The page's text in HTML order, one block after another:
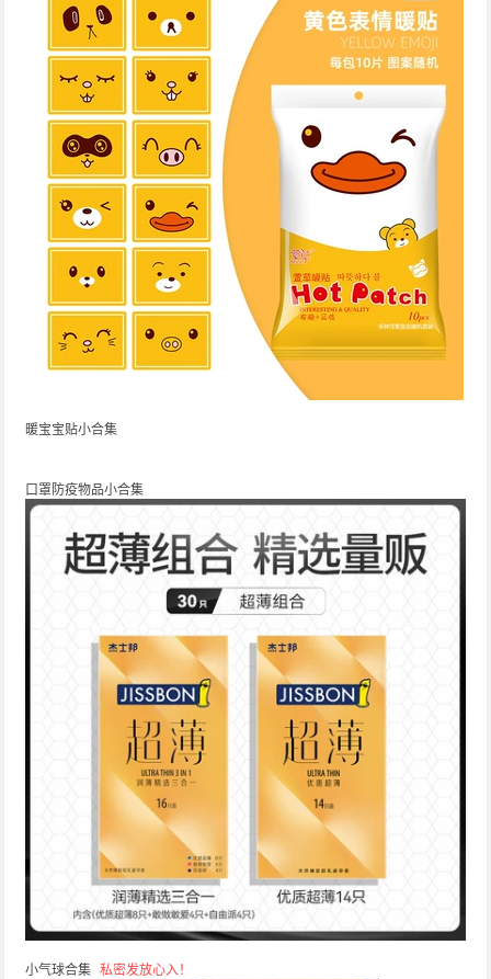
暖宝宝贴小合集
口罩防疫物品小合集
小气球合集 私密发放心入！